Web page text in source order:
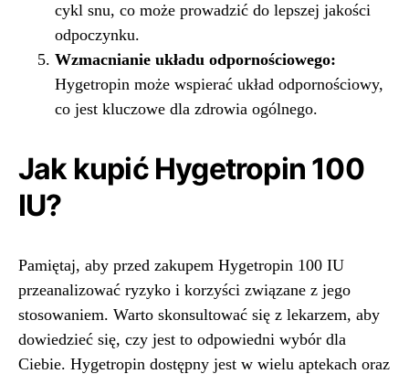
cykl snu, co może prowadzić do lepszej jakości
odpoczynku.
Wzmacnianie układu odpornościowego:
Hygetropin może wspierać układ odpornościowy,
co jest kluczowe dla zdrowia ogólnego.
Jak kupić Hygetropin 100
IU?
Pamiętaj, aby przed zakupem Hygetropin 100 IU
przeanalizować ryzyko i korzyści związane z jego
stosowaniem. Warto skonsultować się z lekarzem, aby
dowiedzieć się, czy jest to odpowiedni wybór dla
Ciebie. Hygetropin dostępny jest w wielu aptekach oraz